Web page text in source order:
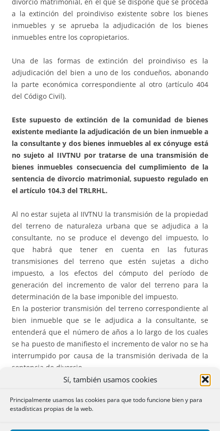
Sí, también usamos cookies
Principalmente usamos las cookies para que todo funcione bien y para
estadísticas propias de la web.
divorcio matrimonial, en el que se dispone que se proceda
a la extinción del proindiviso existente sobre los bienes
inmuebles y se aprueba la adjudicación de los bienes
inmuebles entre los copropietarios.
Una de las formas de extinción del proindiviso es la
adjudicación del bien a uno de los condueños, abonando
la parte económica correspondiente al otro (artículo 404
del Código Civil).
Este supuesto de extinción de la comunidad de bienes
existente mediante la adjudicación de un bien inmueble a
la consultante y dos bienes inmuebles al ex cónyuge está
no sujeto al IIVTNU por tratarse de una transmisión de
bienes inmuebles consecuencia del cumplimiento de la
sentencia de divorcio matrimonial, supuesto regulado en
el artículo 104.3 del TRLRHL.
Al no estar sujeta al IIVTNU la transmisión de la propiedad
del terreno de naturaleza urbana que se adjudica a la
consultante, no se produce el devengo del impuesto, lo
que habrá que tener en cuenta en las futuras
transmisiones del terreno que estén sujetas a dicho
impuesto, a los efectos del cómputo del período de
generación del incremento de valor del terreno para la
determinación de la base imponible del impuesto.
En la posterior transmisión del terreno correspondiente al
bien inmueble que se le adjudica a la consultante, se
entenderá que el número de años a lo largo de los cuales
se ha puesto de manifiesto el incremento de valor no se ha
interrumpido por causa de la transmisión derivada de la
sentencia de divorcio.
en el artículo 106 del TRLRHL, en el caso de transmisión de
la propiedad del terreno a título oneroso, será sujeto